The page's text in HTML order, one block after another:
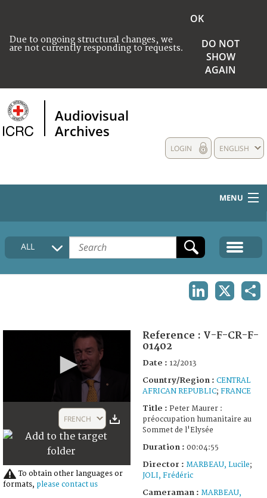
Due to ongoing structural changes, we
are not currently responding to requests.
OK
DO NOT
SHOW
AGAIN
Audiovisual
Archives
ENGLISH
LOGIN
MENU
HOME
COLLECTIONS DESCRIPTION
ALL
4
seconds
FRENCH
To obtain other languages or
formats, please contact us
Reference : V-F-CR-F-
01402
Date : 12/2013
Country/Region : CENTRAL
AFRICAN REPUBLIC; FRANCE
Title : Peter Maurer :
préoccupation humanitaire au
Sommet de l'Elysée
Duration : 00:04:55
Director : MARBEAU, Lucile;
JOLI, Frédéric
Cameraman : MARBEAU,